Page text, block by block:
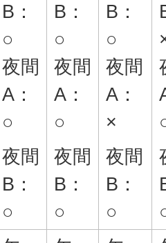
B：
○
夜間
A：
○
夜間
B：
○
B：
○
夜間
A：
○
夜間
B：
○
B：
○
夜間
A：
×
夜間
B：
○